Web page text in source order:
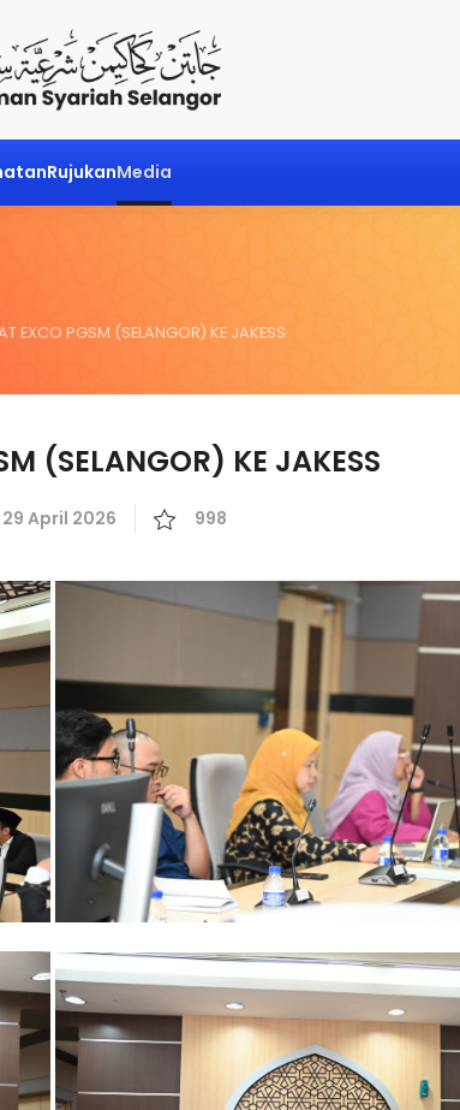
RujukanMedia
EXCO PGSM (SELANGOR) KE JAKESS
(SELANGOR) KE JAKESS
29 April 2026 998